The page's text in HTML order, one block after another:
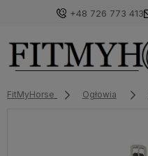
+48 726 773 413
FitMyHorse Ogłowia